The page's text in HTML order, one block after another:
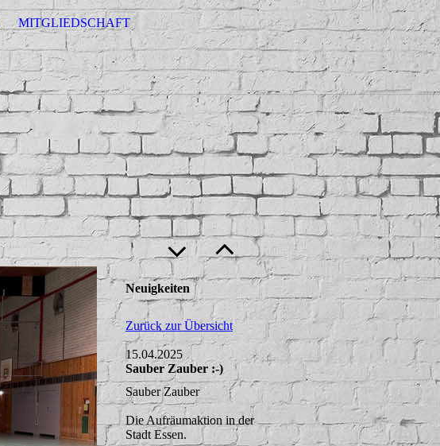
MITGLIEDSCHAFT
Neuigkeiten
Zurück zur Übersicht
15.04.2025
Sauber Zauber :-)
Sauber Zauber
Die Aufräumaktion in der
Stadt Essen.